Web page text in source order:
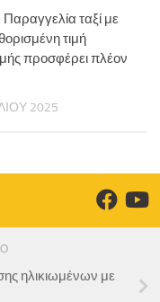
Παραγγελία ταξί με
τιμή
προσφέρει πλέον
2025
ηλικιωμένων με